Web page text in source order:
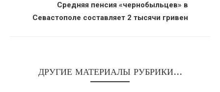
Средняя пенсия «чернобыльцев» в
Севастополе составляет 2 тысячи гривен
ДРУГИЕ МАТЕРИАЛЫ РУБРИКИ...